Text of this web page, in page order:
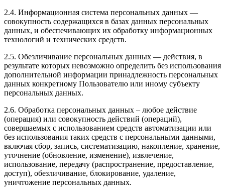
2.4. Информационная система персональных данных —
совокупность содержащихся в базах данных персональных
данных, и обеспечивающих их обработку информационных
технологий и технических средств.
2.5. Обезличивание персональных данных — действия, в
результате которых невозможно определить без использования
дополнительной информации принадлежность персональных
данных конкретному Пользователю или иному субъекту
персональных данных.
2.6. Обработка персональных данных – любое действие
(операция) или совокупность действий (операций),
совершаемых с использованием средств автоматизации или
без использования таких средств с персональными данными,
включая сбор, запись, систематизацию, накопление, хранение,
уточнение (обновление, изменение), извлечение,
использование, передачу (распространение, предоставление,
доступ), обезличивание, блокирование, удаление,
уничтожение персональных данных.